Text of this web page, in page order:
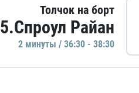
Толчок на борт
5.Спроул Райан
2 минуты / 36:30 - 38:30